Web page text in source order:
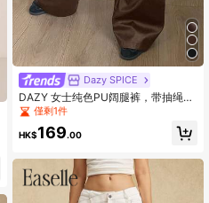
Dazy SPICE
DAZY 女士纯色PU阔腿裤，带抽绳松
紧腰带和口袋，Y2K风格皮裤
僅剩1件
HK$169.00